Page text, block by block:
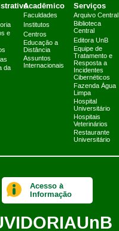
e
da
Acadêmico
Faculdades
Institutos
Centros
Educação a
Distância
Assuntos
Internacionais
Serviços
Arquivo Central
Biblioteca
Central
Editora UnB
Equipe de
Tratamento e
Resposta a
Incidentes
Cibernéticos
Fazenda Água
Limpa
Hospital
Universitário
Hospitais
Veterinários
Restaurante
Universitário
Acesso à
Informação
UnB